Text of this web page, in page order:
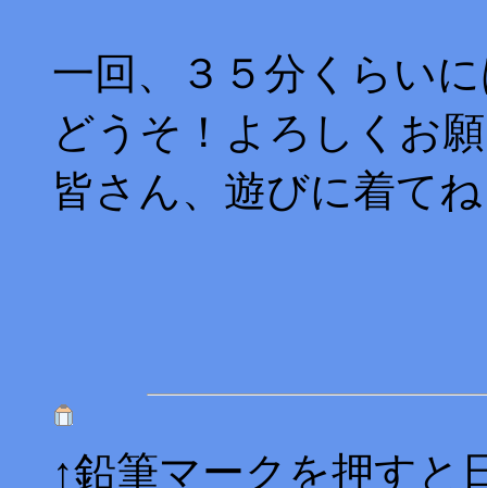
一回、３５分くらい
どうそ！よろしくお
皆さん、遊びに着て
↑鉛筆マークを押すと